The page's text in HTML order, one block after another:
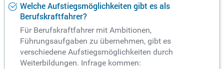
Welche Aufstiegsmöglichkeiten gibt es als
Berufskraftfahrer?
Für Berufskraftfahrer mit Ambitionen,
Führungsaufgaben zu übernehmen, gibt es
verschiedene Aufstiegsmöglichkeiten durch
Weiterbildungen. Infrage kommen: